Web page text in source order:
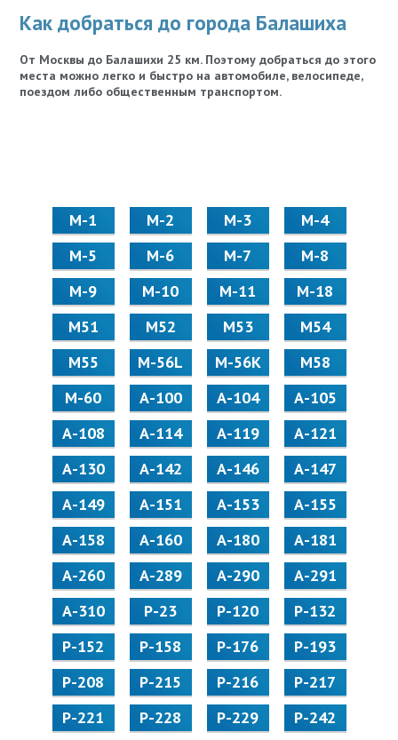
Как добраться до города Балашиха
От Москвы до Балашихи 25 км. Поэтому добраться до этого
места можно легко и быстро на автомобиле, велосипеде,
поездом либо общественным транспортом.
М-1 М-2 М-3
М-4
М-5
М-6 М-7
М-8
М-9
М-10 М-11
М-18
М51
М52 М53
М54
М55
M-56L M-56K
М58
M-60
А-100 А-104
А-105
А-108
А-114 А-119
А-121
А-130
А-142 А-146
А-147
А-149
А-151 А-153
А-155
А-158
А-160 А-180
А-181
А-260
А-289 А-290
А-291
А-310
Р-23 Р-120
Р-132
Р-152
Р-158 Р-176
Р-193
Р-208
Р-215 Р-216
Р-217
Р-221
Р-228 Р-229
Р-242